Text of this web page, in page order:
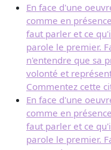
En face d'une
comme en
faut parler et ce
parole le premier.
n'entendre que sa
volonté et
Commentez cette
En face d'une
comme en
faut parler et ce
parole le premier.